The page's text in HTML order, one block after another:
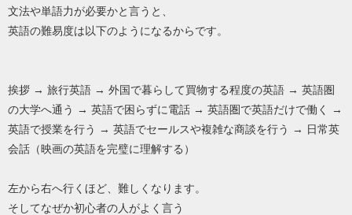
文法や単語力が必要かと言うと、
英語の難易度は以下のようになるからです。
挨拶 → 旅行英語 → 外国で暮らして買物する程度の英語 → 英語圏
の大学へ通う → 英語で困らずに電話 → 英語圏で英語だけで働く →
英語で授業を行う → 英語でセールスや複雑な商談を行う → 日常英
会話（映画の英語を完璧に理解する）
左から右へ行くほど、難しくなります。
そしてなぜか初心者の人がよく言う